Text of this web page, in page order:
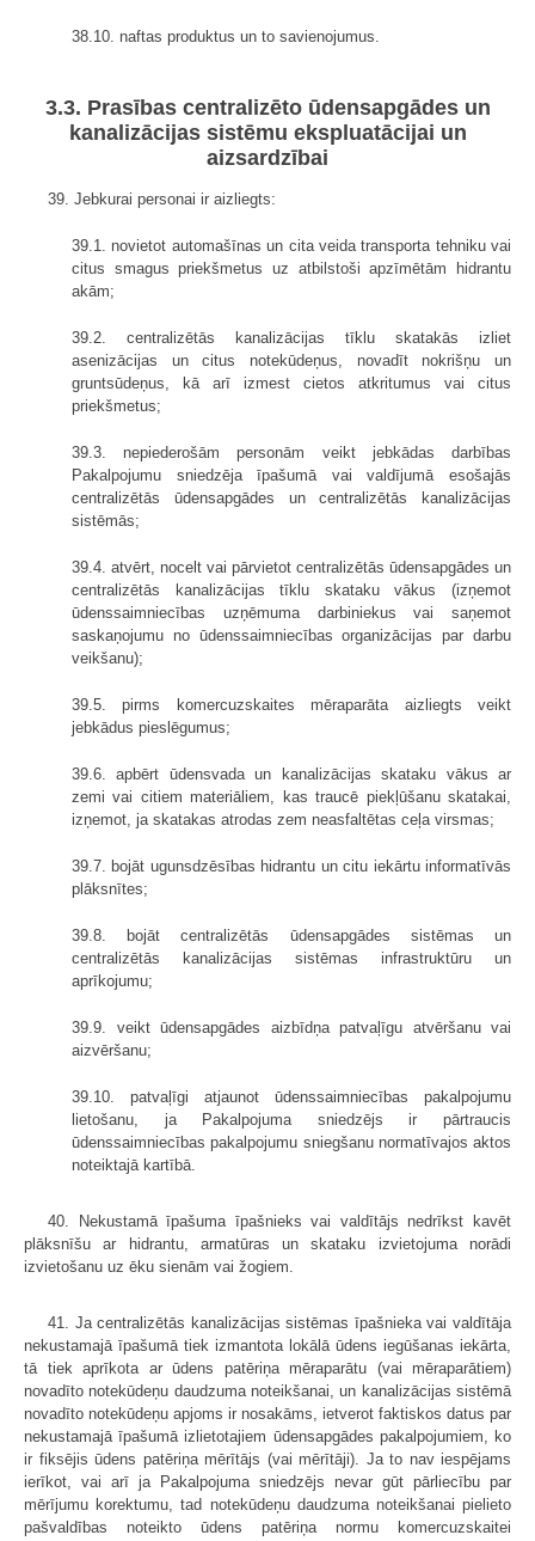
38.10. naftas produktus un to savienojumus.
3.3. Prasības centralizēto ūdensapgādes un
kanalizācijas sistēmu ekspluatācijai un
aizsardzībai
39. Jebkurai personai ir aizliegts:
39.1. novietot automašīnas un cita veida transporta tehniku vai
citus smagus priekšmetus uz atbilstoši apzīmētām hidrantu
akām;
39.2. centralizētās kanalizācijas tīklu skatakās izliet
asenizācijas un citus notekūdeņus, novadīt nokrišņu un
gruntsūdeņus, kā arī izmest cietos atkritumus vai citus
priekšmetus;
39.3. nepiederošām personām veikt jebkādas darbības
Pakalpojumu sniedzēja īpašumā vai valdījumā esošajās
centralizētās ūdensapgādes un centralizētās kanalizācijas
sistēmās;
39.4. atvērt, nocelt vai pārvietot centralizētās ūdensapgādes un
centralizētās kanalizācijas tīklu skataku vākus (izņemot
ūdenssaimniecības uzņēmuma darbiniekus vai saņemot
saskaņojumu no ūdenssaimniecības organizācijas par darbu
veikšanu);
39.5. pirms komercuzskaites mēraparāta aizliegts veikt
jebkādus pieslēgumus;
39.6. apbērt ūdensvada un kanalizācijas skataku vākus ar
zemi vai citiem materiāliem, kas traucē piekļūšanu skatakai,
izņemot, ja skatakas atrodas zem neasfaltētas ceļa virsmas;
39.7. bojāt ugunsdzēsības hidrantu un citu iekārtu informatīvās
plāksnītes;
39.8. bojāt centralizētās ūdensapgādes sistēmas un
centralizētās kanalizācijas sistēmas infrastruktūru un
aprīkojumu;
39.9. veikt ūdensapgādes aizbīdņa patvaļīgu atvēršanu vai
aizvēršanu;
39.10. patvaļīgi atjaunot ūdenssaimniecības pakalpojumu
lietošanu, ja Pakalpojuma sniedzējs ir pārtraucis
ūdenssaimniecības pakalpojumu sniegšanu normatīvajos aktos
noteiktajā kartībā.
40. Nekustamā īpašuma īpašnieks vai valdītājs nedrīkst kavēt
plāksnīšu ar hidrantu, armatūras un skataku izvietojuma norādi
izvietošanu uz ēku sienām vai žogiem.
41. Ja centralizētās kanalizācijas sistēmas īpašnieka vai valdītāja
nekustamajā īpašumā tiek izmantota lokālā ūdens iegūšanas iekārta,
tā tiek aprīkota ar ūdens patēriņa mēraparātu (vai mēraparātiem)
novadīto notekūdeņu daudzuma noteikšanai, un kanalizācijas sistēmā
novadīto notekūdeņu apjoms ir nosakāms, ietverot faktiskos datus par
nekustamajā īpašumā izlietotajiem ūdensapgādes pakalpojumiem, ko
ir fiksējis ūdens patēriņa mērītājs (vai mērītāji). Ja to nav iespējams
ierīkot, vai arī ja Pakalpojuma sniedzējs nevar gūt pārliecību par
mērījumu korektumu, tad notekūdeņu daudzuma noteikšanai pielieto
pašvaldības noteikto ūdens patēriņa normu komercuzskaitei